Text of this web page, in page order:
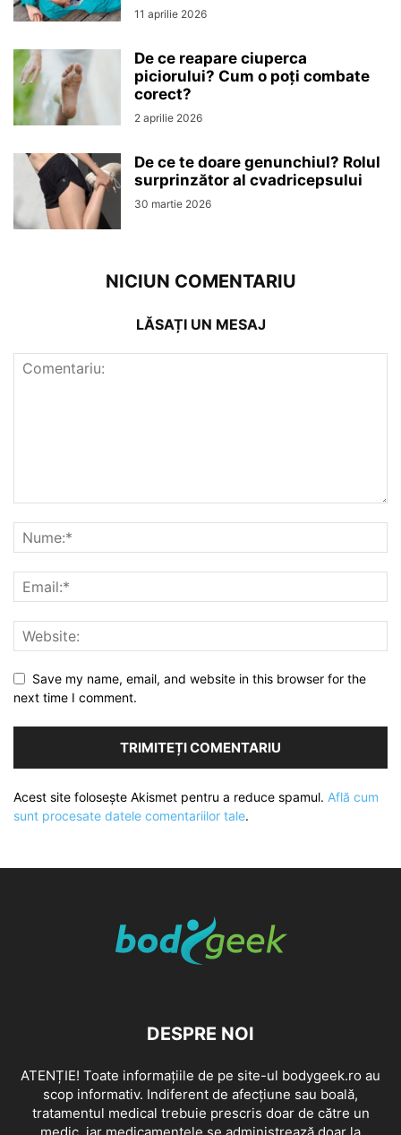
11 aprilie 2026
De ce reapare ciuperca
piciorului? Cum o poți combate
corect?
2 aprilie 2026
De ce te doare genunchiul? Rolul
surprinzător al cvadricepsului
30 martie 2026
NICIUN COMENTARIU
LĂSAȚI UN MESAJ
Save my name, email, and website in this browser for the
next time I comment.
Acest site folosește Akismet pentru a reduce spamul. Află cum
sunt procesate datele comentariilor tale.
DESPRE NOI
ATENȚIE! Toate informațiile de pe site-ul bodygeek.ro au
scop informativ. Indiferent de afecțiune sau boală,
tratamentul medical trebuie prescris doar de către un